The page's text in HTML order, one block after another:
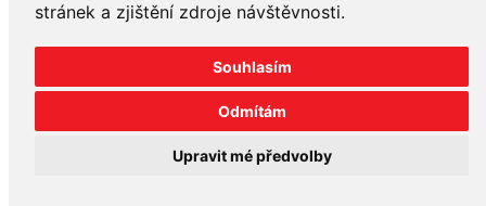
stránek a zjištění zdroje návštěvnosti.
Souhlasím
Odmítám
Upravit mé předvolby